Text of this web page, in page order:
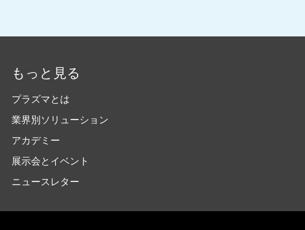
もっと見る
プラズマとは
業界別ソリューション
アカデミー
展示会とイベント
ニュースレター